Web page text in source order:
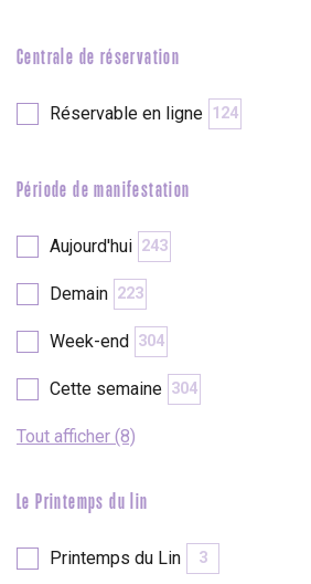
Seine
Duclair
Centrale de réservation
Réservable en ligne 124
Période de manifestation
Aujourd'hui 243
Demain 223
Week-end 304
Cette semaine 304
Tout afficher (8)
Le Printemps du lin
Printemps du Lin 3